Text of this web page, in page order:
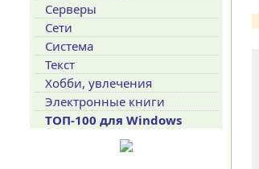
Серверы
Сети
Система
Текст
Хобби, увлечения
Электронные книги
ТОП-100 для Windows